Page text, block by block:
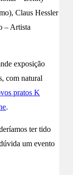
Claus Hessler
– Artista
exposição
com natural
pratos K
.
ter tido
um evento